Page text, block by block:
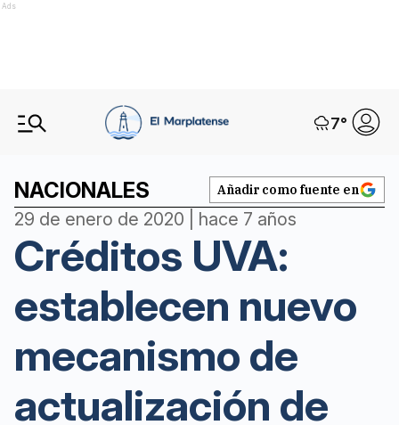
Ads
7°
NACIONALES Añadir como fuente en
29 de enero de 2020 | hace 7 años
Créditos UVA:
establecen nuevo
mecanismo de
actualización de